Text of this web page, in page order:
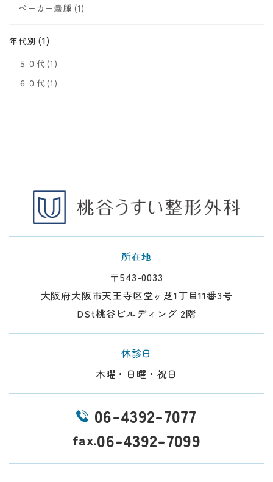
ベーカー嚢腫 (1)
年代別 (1)
５０代(1)
６０代(1)
所在地
〒543-0033
大阪府大阪市天王寺区堂ヶ芝1丁目11番3号
DSt桃谷ビルディング 2階
休診日
木曜・日曜・祝日
06-4392-7077
fax.06-4392-7099